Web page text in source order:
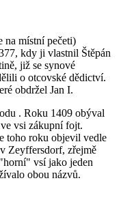
na místní pečeti)
kdy ji vlastnil Štěpán
již se synové
o otcovské dědictví.
obdržel Jan I.
. Roku 1409 obýval
vsi zákupní fojt.
toho roku objevil vedle
Zeyffersdorf, zřejmě
vsí jako jeden
obou názvů.